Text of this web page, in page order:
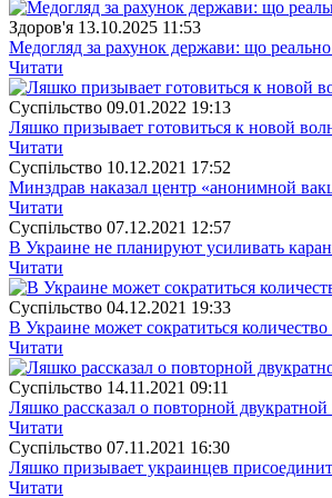
Здоров'я 13.10.2025 11:53
Медогляд за рахунок держави: що реально
Читати
Суспiльство 09.01.2022 19:13
Ляшко призывает готовиться к новой
Читати
Суспiльство 10.12.2021 17:52
Минздрав наказал центр «анонимной
Читати
Суспiльство 07.12.2021 12:57
В Украине не планируют усиливать
Читати
Суспiльство 04.12.2021 19:33
В Украине может сократиться
Читати
Суспiльство 14.11.2021 09:11
Ляшко рассказал о повторной
Читати
Суспiльство 07.11.2021 16:30
Ляшко призывает украинцев
Читати